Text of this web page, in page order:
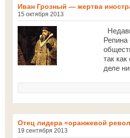
Иван Грозный — жертва
15 октября 2013
Репина
так
деле
Отец лидера «оранжевой
19 сентября 2013